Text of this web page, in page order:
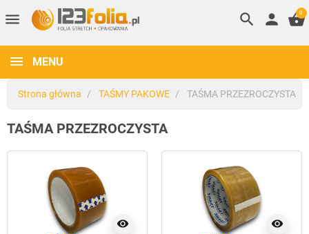
menu search person shopping_basket
0
MENU
Strona główna TAŚMY PAKOWE TAŚMA PRZEZROCZYSTA
TAŚMA PRZEZROCZYSTA
visibility visibility